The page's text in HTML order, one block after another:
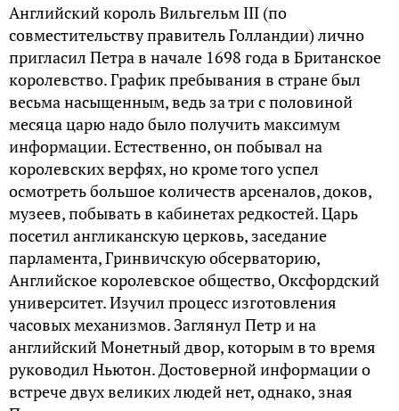
Английский король Вильгельм III (по
совместительству правитель Голландии) лично
пригласил Петра в начале 1698 года в Британское
королевство. График пребывания в стране был
весьма насыщенным, ведь за три с половиной
месяца царю надо было получить максимум
информации. Естественно, он побывал на
королевских верфях, но кроме того успел
осмотреть большое количеств арсеналов, доков,
музеев, побывать в кабинетах редкостей. Царь
посетил англиканскую церковь, заседание
парламента, Гринвичскую обсерваторию,
Английское королевское общество, Оксфордский
университет. Изучил процесс изготовления
часовых механизмов. Заглянул Петр и на
английский Монетный двор, которым в то время
руководил Ньютон. Достоверной информации о
встрече двух великих людей нет, однако, зная